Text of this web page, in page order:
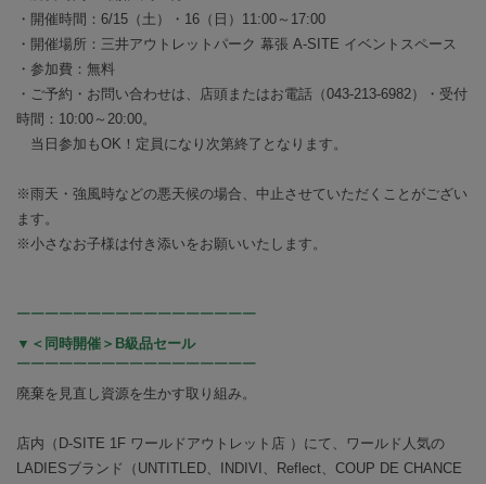
・開催時間：6/15（土）・16（日）11:00～17:00
・開催場所：三井アウトレットパーク 幕張 A-SITE イベントスペース
・参加費：無料
・ご予約・お問い合わせは、店頭またはお電話（043-213-6982）・受付
時間：10:00～20:00。
当日参加もOK！定員になり次第終了となります。
※雨天・強風時などの悪天候の場合、中止させていただくことがござい
ます。
※小さなお子様は付き添いをお願いいたします。
￣￣￣￣￣￣￣￣￣￣￣￣￣￣￣￣￣
▼＜同時開催＞B級品セール
￣￣￣￣￣￣￣￣￣￣￣￣￣￣￣￣￣
廃棄を見直し資源を生かす取り組み。
店内（D-SITE 1F ワールドアウトレット店 ）にて、ワールド人気の
LADIESブランド（UNTITLED、INDIVI、Reflect、COUP DE CHANCE